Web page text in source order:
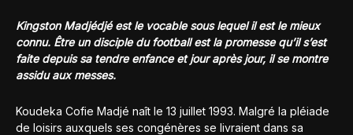
Kingston Madjédjé est le vocable sous lequel il est le mieux
connu. Être un disciple du football est la promesse qu’il s’est
faite depuis sa tendre enfance et jour après jour, il se montre
assidu aux messes.
Koudeka Cofie Madjé naît le 13 juillet 1993. Malgré la pléiade
de loisirs auxquels ses congénères se livraient dans sa